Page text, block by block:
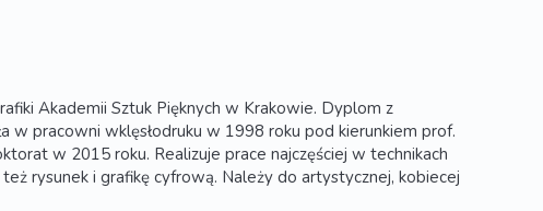
Akademii Sztuk Pięknych w Krakowie. Dyplom z
w pracowni wklęsłodruku w 1998 roku pod kierunkiem prof.
w 2015 roku. Realizuje prace najczęściej w technikach
rysunek i grafikę cyfrową. Należy do artystycznej, kobiecej